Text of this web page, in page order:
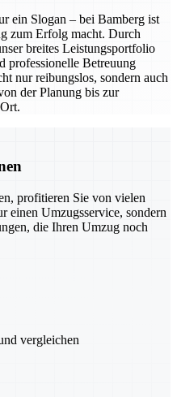
ein Slogan – bei Bamberg ist
zum Erfolg macht. Durch
breites Leistungsportfolio
professionelle Betreuung
nur reibungslos, sondern auch
der Planung bis zur
profitieren Sie von vielen
einen Umzugsservice, sondern
die Ihren Umzug noch
vergleichen